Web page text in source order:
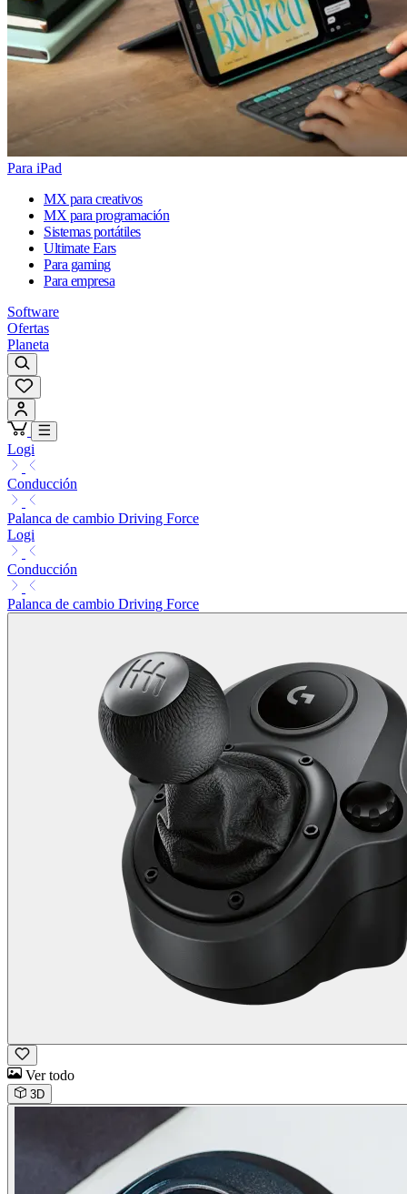
Para iPad
MX para creativos
MX para programación
Sistemas portátiles
Ultimate Ears
Para gaming
Para empresa
Software
Ofertas
Planeta
Logi
Conducción
Palanca de cambio Driving Force
Logi
Conducción
Palanca de cambio Driving Force
Ver todo
3D